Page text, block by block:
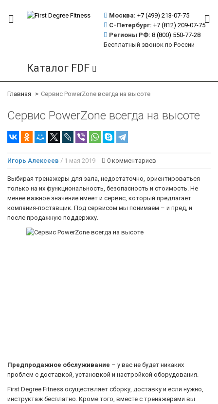
Москва: +7 (499) 213-07-75
С-Петербург: +7 (812) 209-07-75
Регионы РФ: 8 (800) 550-77-28
Бесплатный звонок по России
Каталог FDF
Главная Сервис PowerZone всегда на высоте
Сервис PowerZone всегда на высоте
Игорь Алексеев / 1 мая 2019 0 комментариев
Выбирая тренажеры для зала, недостаточно, ориентироваться
только на их функциональность, безопасность и стоимость. Не
менее важное значение имеет и сервис, который предлагает
компания-поставщик. Под сервисом мы понимаем – и пред, и
после продажную поддержку.
Предпродажное обслуживание – у вас не будет никаких
проблем с доставкой, установкой и настройкой оборудования.
First Degree Fitness осуществляет сборку, доставку и если нужно,
инструктаж бесплатно. Кроме того, вместе с тренажерами вы